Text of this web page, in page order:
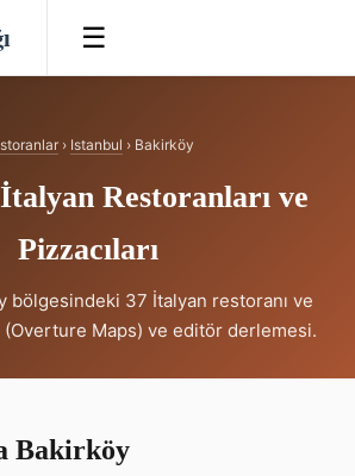
☰
› Istanbul › Bakirköy
Restoranları ve
Pizzacıları
bölgesindeki 37 İtalyan restoranı ve
(Overture Maps) ve editör derlemesi.